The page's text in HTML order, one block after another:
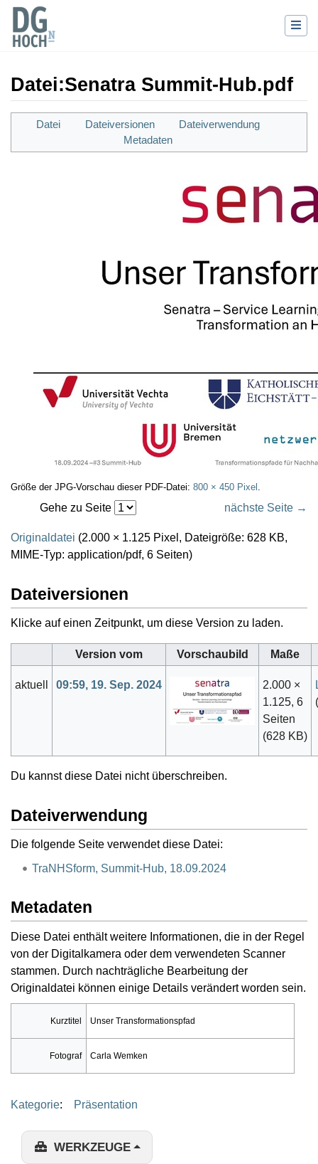
Datei:Senatra Summit-Hub.pdf
Wechseln zu: Navigation,Suche
Datei Dateiversionen
Dateiverwendung
Metadaten
Größe der JPG-Vorschau dieser PDF-Datei: 800 × 450 Pixel .
Gehe zu Seite nächste Seite →
Originaldatei (2.000 × 1.125 Pixel, Dateigröße: 628 KB,
MIME-Typ: application/pdf, 6 Seiten)
Dateiversionen
Klicke auf einen Zeitpunkt, um diese Version zu laden.
Version vom Vorschaubild Maße
aktuell 09:59, 19. Sep. 2024
2.000 ×
1.125, 6
Seiten
(628 KB)
(
Du kannst diese Datei nicht überschreiben.
Dateiverwendung
Die folgende Seite verwendet diese Datei:
TraNHSform, Summit-Hub, 18.09.2024
Metadaten
Diese Datei enthält weitere Informationen, die in der Regel
von der Digitalkamera oder dem verwendeten Scanner
stammen. Durch nachträgliche Bearbeitung der
Originaldatei können einige Details verändert worden sein.
Kurztitel Unser Transformationspfad
Fotograf Carla Wemken
Kategorie: Präsentation
WERKZEUGE